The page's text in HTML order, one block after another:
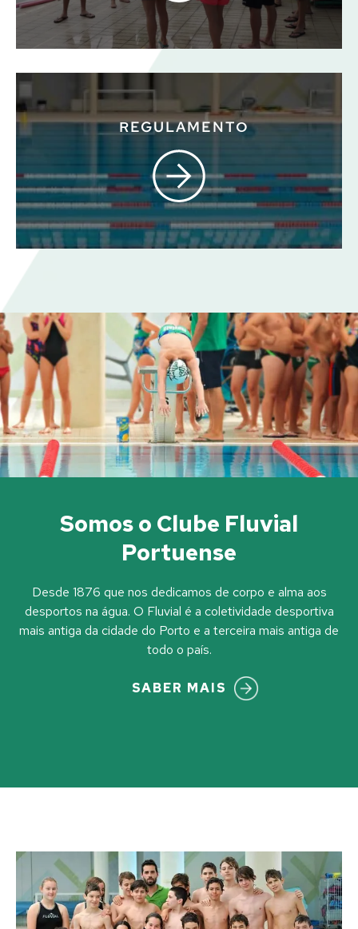
REGULAMENTO
Somos o Clube Fluvial
Portuense
Desde 1876 que nos dedicamos de corpo e alma aos
desportos na água. O Fluvial é a coletividade desportiva
mais antiga da cidade do Porto e a terceira mais antiga de
todo o país.
SABER MAIS